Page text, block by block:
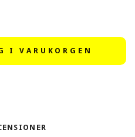
I VARUKORGEN